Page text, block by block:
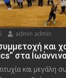
admin admin
και
στα
και μεγάλη